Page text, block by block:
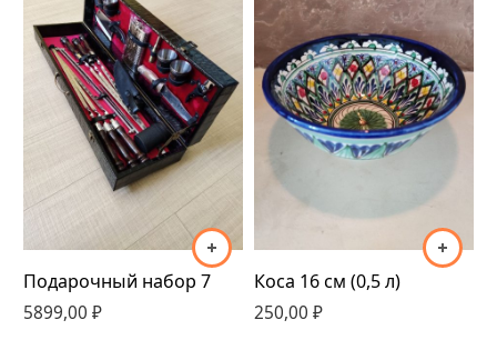
Подарочный набор 7
5899,00 ₽
Коса 16 см (0,5 л)
250,00 ₽